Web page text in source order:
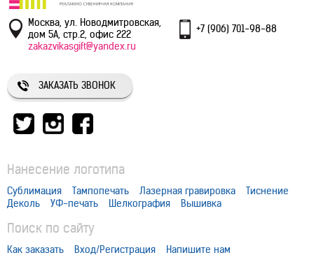
Москва, ул. Новодмитровская,
дом 5А, стр.2, офис 222
+7 (906) 701-98-88
zakazvikasgift@yandex.ru
ЗАКАЗАТЬ ЗВОНОК
Нанесение логотипа
Сублимация Тампопечать Лазерная гравировка
Тиснение
Деколь
УФ-печать Шелкография Вышивка
Поиск по сайту
Как заказать Вход/Регистрация Напишите нам